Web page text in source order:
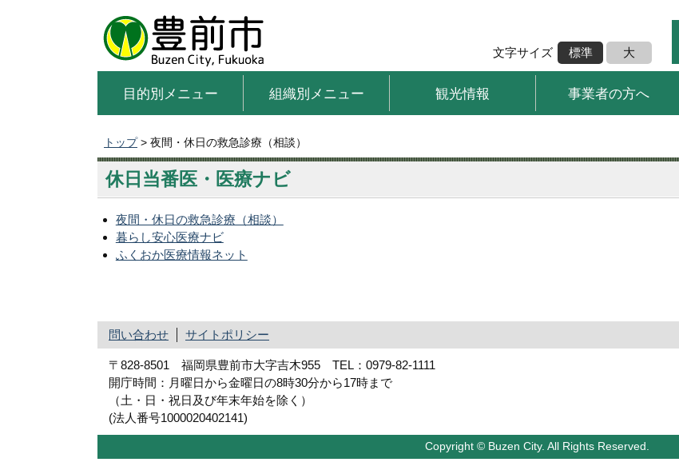
目的別メニュー 組織別メニュー 観光情報 事業者の方へ
文字サイズ 標準 大
トップ> 夜間・休日の救急診療（相談）
休日当番医・医療ナビ
夜間・休日の救急診療（相談）
暮らし安心医療ナビ
ふくおか医療情報ネット
問い合わせ サイトポリシー
〒828-8501 福岡県豊前市大字吉木955 TEL：0979-82-1111
開庁時間：月曜日から金曜日の8時30分から17時まで
（土・日・祝日及び年末年始を除く）
(法人番号1000020402141)
Copyright © Buzen City. All Rights Reserved.